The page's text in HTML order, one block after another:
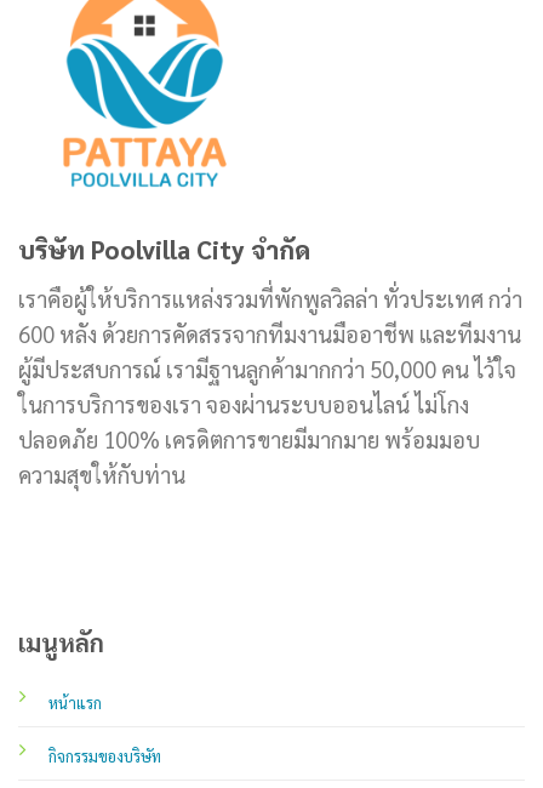
บริษัท Poolvilla City จำกัด
เราคือผู้ให้บริการแหล่งรวมที่พักพูลวิลล่า ทั่วประเทศ กว่า
600 หลัง ด้วยการคัดสรรจากทีมงานมืออาชีพ และทีมงาน
ผู้มีประสบการณ์ เรามีฐานลูกค้ามากกว่า 50,000 คน ไว้ใจ
ในการบริการของเรา จองผ่านระบบออนไลน์ ไม่โกง
ปลอดภัย 100% เครดิตการขายมีมากมาย พร้อมมอบ
ความสุขให้กับท่าน
เมนูหลัก
หน้าแรก
กิจกรรมของบริษัท